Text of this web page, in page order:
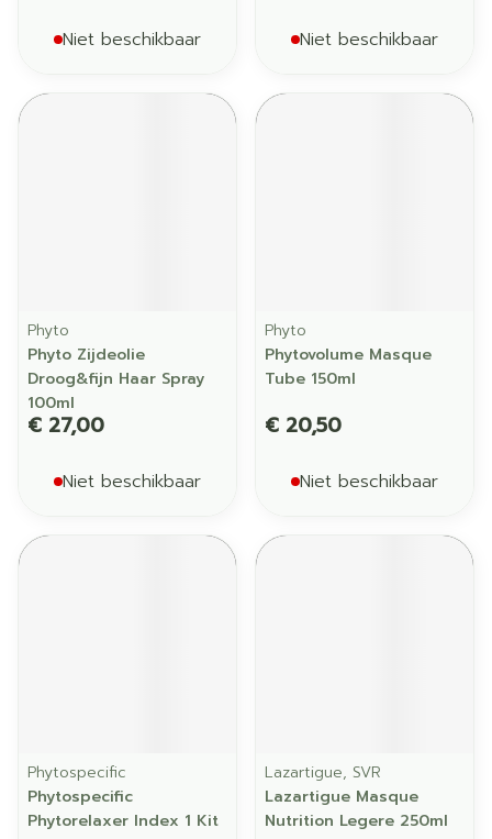
Niet beschikbaar Niet beschikbaar
Phyto
Phyto Zijdeolie
Droog&fijn Haar Spray
100ml
€ 27,00
Niet beschikbaar
Phyto
Phytovolume Masque
Tube 150ml
€ 20,50
Niet beschikbaar
Phytospecific
Phytospecific
Phytorelaxer Index 1 Kit
Lazartigue, SVR
Lazartigue Masque
Nutrition Legere 250ml